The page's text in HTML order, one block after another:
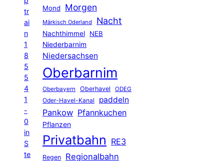
tr
ai
n
1
8
5
5
4
1
-
0
in
S
te
Mond
Morgen
Märkisch Oderland Nacht
Nachthimmel
NEB
Niederbarnim
Niedersachsen
Oberbarnim
Oberbayern Oberhavel ODEG
Oder-Havel-Kanal paddeln
Pankow Pfannkuchen
Pflanzen
Privatbahn RE3
Regen Regionalbahn